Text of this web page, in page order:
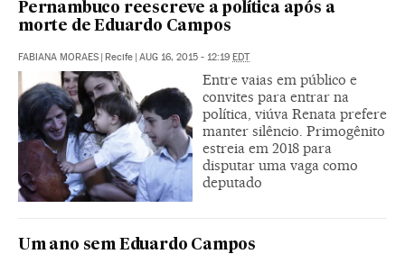
Pernambuco reescreve a política após a
morte de Eduardo Campos
FABIANA MORAES | Recife | AUG 16, 2015 - 12:19 EDT
Entre vaias em público e
convites para entrar na
política, viúva Renata prefere
manter silêncio. Primogênito
estreia em 2018 para
disputar uma vaga como
deputado
Um ano sem Eduardo Campos